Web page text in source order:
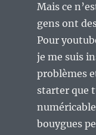
Mais ce
gens ont
Pour
je me suis
problèmes
starter que
bouygues